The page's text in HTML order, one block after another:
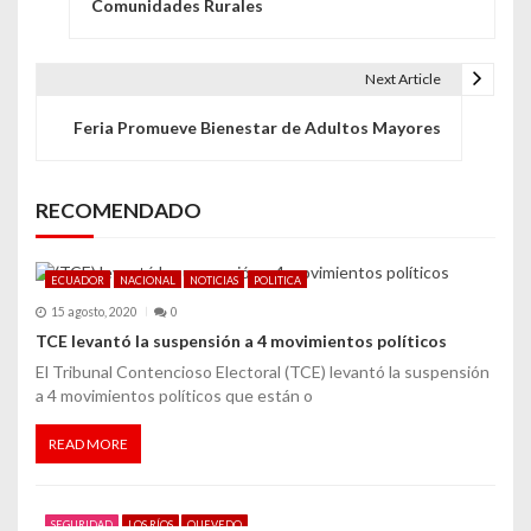
c
i
ó
n
d
e
e
n
Comunidades Rurales
Next Article
Feria Promueve Bienestar de Adultos Mayores
RECOMENDADO
ECUADOR NACIONAL NOTICIAS POLITICA
15 agosto, 2020 0
TCE levantó la suspensión a 4 movimientos políticos
El Tribunal Contencioso Electoral (TCE) levantó la suspensión
a 4 movimientos políticos que están o
READ MORE
SEGURIDAD LOS RÍOS QUEVEDO